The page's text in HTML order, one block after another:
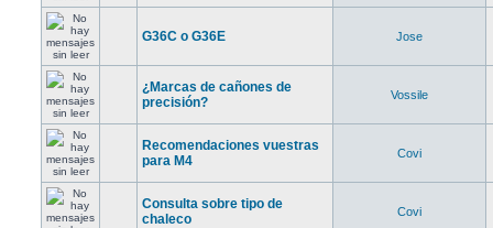
G36C o G36E Jose
¿Marcas de cañones de
precisión?
Vossile
Recomendaciones vuestras
para M4
Covi
Consulta sobre tipo de
chaleco
Covi